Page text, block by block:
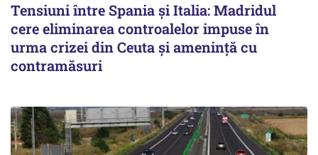
Tensiuni între Spania și Italia: Madridul
cere eliminarea controalelor impuse în
urma crizei din Ceuta și amenință cu
contramăsuri